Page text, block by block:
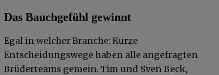
Das Bauchgefühl gewinnt
Egal in welcher Branche: Kurze
Entscheidungswege haben alle angefragten
Brüderteams gemein. Tim und Sven Beck,